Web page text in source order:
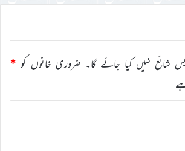
شائع نہیں کیا جائے گا۔ ضروری خانوں کو *